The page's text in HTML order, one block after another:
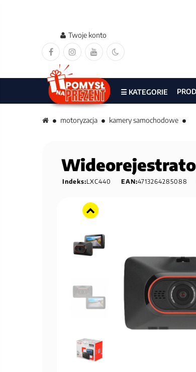
Twoje konto
☰ KATEGORIE
motoryzacja kamery samochodowe
Indeks:LXC440 EAN:4713264285088